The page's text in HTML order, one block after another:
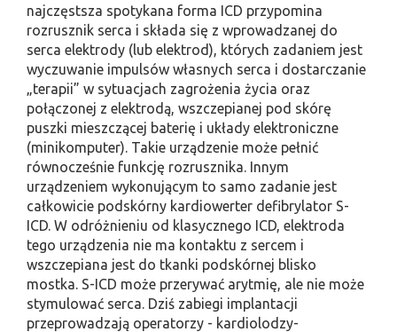
najczęstsza spotykana forma ICD przypomina
rozrusznik serca i składa się z wprowadzanej do
serca elektrody (lub elektrod), których zadaniem jest
wyczuwanie impulsów własnych serca i dostarczanie
„terapii” w sytuacjach zagrożenia życia oraz
połączonej z elektrodą, wszczepianej pod skórę
puszki mieszczącej baterię i układy elektroniczne
(minikomputer). Takie urządzenie może pełnić
równocześnie funkcję rozrusznika. Innym
urządzeniem wykonującym to samo zadanie jest
całkowicie podskórny kardiowerter defibrylator S-
ICD. W odróżnieniu od klasycznego ICD, elektroda
tego urządzenia nie ma kontaktu z sercem i
wszczepiana jest do tkanki podskórnej blisko
mostka. S-ICD może przerywać arytmię, ale nie może
stymulować serca. Dziś zabiegi implantacji
przeprowadzają operatorzy - kardiolodzy-